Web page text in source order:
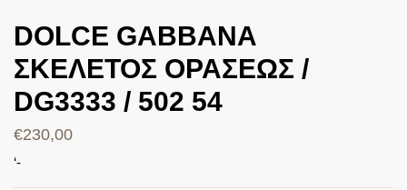
DOLCE GABBANA
ΣΚΕΛΕΤΟΣ ΟΡΑΣΕΩΣ /
DG3333 / 502 54
€230,00
‘-